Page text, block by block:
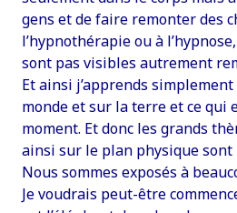
gens et de faire remonter des
l’hypnothérapie ou à
sont pas visibles autrement
Et ainsi j’apprends
monde et sur la terre et ce qui
moment. Et donc les grands
ainsi sur le plan physique
Nous sommes exposés à
Je voudrais peut-être